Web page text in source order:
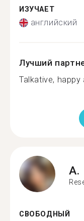
ИЗУЧАЕТ
английский
Лучший
Talkative, happy
A.
СВОБОДНЫЙ